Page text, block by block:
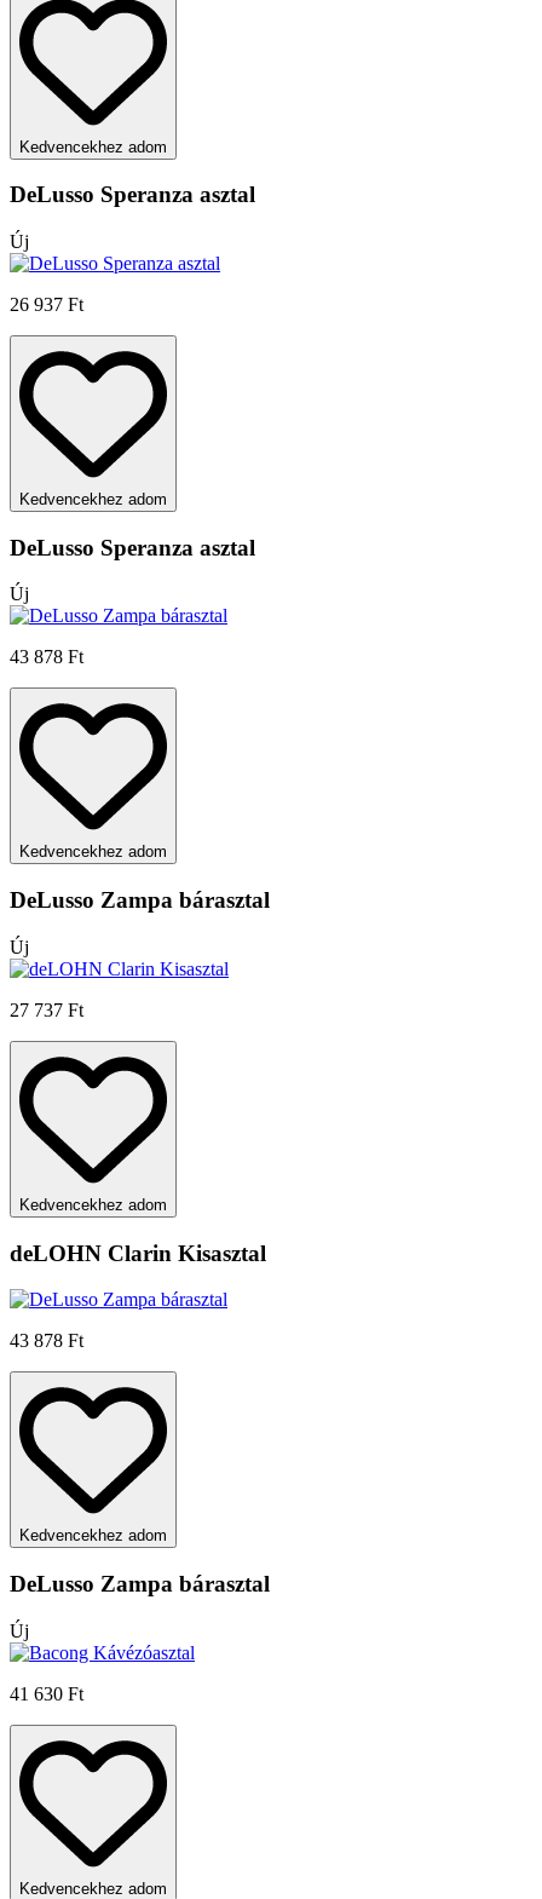
Kedvencekhez adom
DeLusso Speranza asztal
Új
26 937 Ft
Kedvencekhez adom
DeLusso Speranza asztal
Új
43 878 Ft
Kedvencekhez adom
DeLusso Zampa bárasztal
Új
27 737 Ft
Kedvencekhez adom
deLOHN Clarin Kisasztal
43 878 Ft
Kedvencekhez adom
DeLusso Zampa bárasztal
Új
41 630 Ft
Kedvencekhez adom